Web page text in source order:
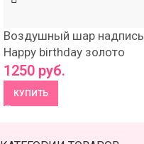
Воздушный шар надпись
Happy birthday золото
1250 руб.
КУПИТЬ